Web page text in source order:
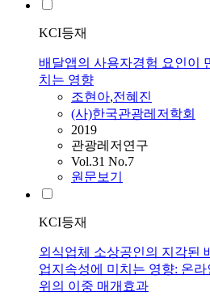
KCI등재
배달앱의 사용자경험 요인이
치는 영향
조현아,전혜진
(사)한국관광레저학회
2019
관광레저연구
Vol.31 No.7
원문보기
KCI등재
외식업체 소상공인의 지각된
업지속성에 미치는 영향: 온
위의 이중 매개효과